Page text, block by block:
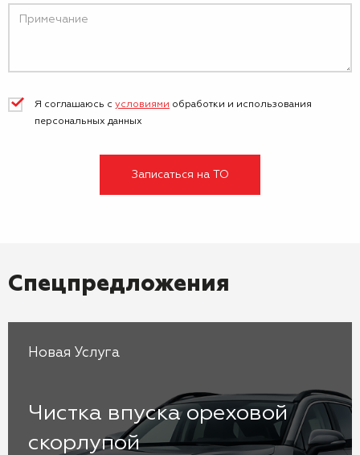
Я соглашаюсь с условиями обработки и использования
персональных данных
Записаться на ТО
Спецпредложения
Новая Услуга
Чистка впуска ореховой
скорлупой